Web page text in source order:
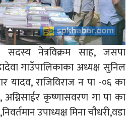
सदस्य नेत्रविक्रम साह, जसपा
गाउँपालिकाका अध्यक्ष सुनिल
यादव, राजिविराज न पा -०६ का
अग्निसाईर कृष्णासवरण गा पा का
उपाध्यक्ष मिना चौधरी,वडा